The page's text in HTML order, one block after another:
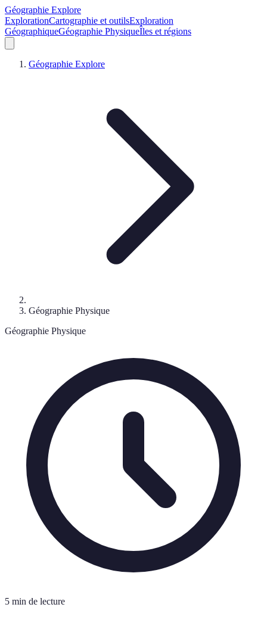
Géographie Explore
ExplorationCartographie et outilsExploration
GéographiqueGéographie PhysiqueÎles et régions
Géographie Explore
Géographie Physique
Géographie Physique
5 min de lecture